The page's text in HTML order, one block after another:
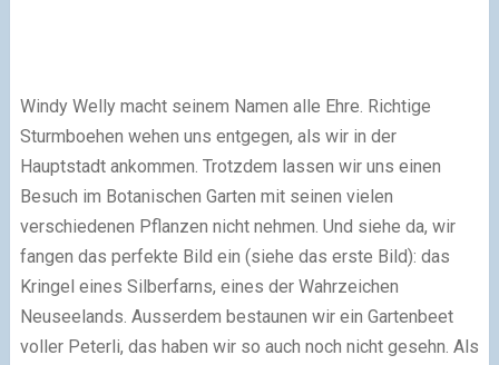
Windy Welly macht seinem Namen alle Ehre. Richtige
Sturmboehen wehen uns entgegen, als wir in der
Hauptstadt ankommen. Trotzdem lassen wir uns einen
Besuch im Botanischen Garten mit seinen vielen
verschiedenen Pflanzen nicht nehmen. Und siehe da, wir
fangen das perfekte Bild ein (siehe das erste Bild): das
Kringel eines Silberfarns, eines der Wahrzeichen
Neuseelands. Ausserdem bestaunen wir ein Gartenbeet
voller Peterli, das haben wir so auch noch nicht gesehn. Als